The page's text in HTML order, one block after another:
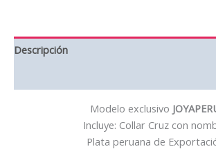
Descripción
Modelo exclusivo
Incluye: Collar Cruz con
Plata peruana de